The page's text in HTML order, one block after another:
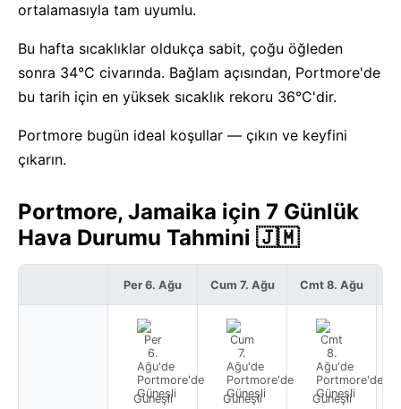
ortalamasıyla tam uyumlu.
Bu hafta sıcaklıklar oldukça sabit, çoğu öğleden
sonra 34°C civarında. Bağlam açısından, Portmore'de
bu tarih için en yüksek sıcaklık rekoru 36°C'dir.
Portmore bugün ideal koşullar — çıkın ve keyfini
çıkarın.
Portmore, Jamaika için 7 Günlük
Hava Durumu Tahmini 🇯🇲
Per 6. Ağu
Güneşli
Cum 7. Ağu
Güneşli
Cmt 8. Ağu
Güneşli